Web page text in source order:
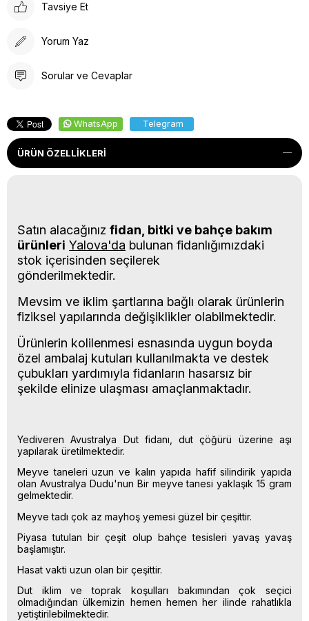
Tavsiye Et
Yorum Yaz
Sorular ve Cevaplar
WhatsApp Telegram
ÜRÜN ÖZELLIKLERI
Satın alacağınız fidan, bitki ve bahçe bakım
ürünleri Yalova'da bulunan fidanlığımızdaki
stok içerisinden seçilerek
gönderilmektedir.
Mevsim ve iklim şartlarına bağlı olarak ürünlerin
fiziksel yapılarında değişiklikler olabilmektedir.
Ürünlerin kolilenmesi esnasında uygun boyda
özel ambalaj kutuları kullanılmakta ve destek
çubukları yardımıyla fidanların hasarsız bir
şekilde elinize ulaşması amaçlanmaktadır.
Yediveren Avustralya Dut fidanı, dut çöğürü üzerine aşı
yapılarak üretilmektedir.
Meyve taneleri uzun ve kalın yapıda hafif silindirik yapıda
olan Avustralya Dudu'nun Bir meyve tanesi yaklaşık 15 gram
gelmektedir.
Meyve tadı çok az mayhoş yemesi güzel bir çeşittir.
Piyasa tutulan bir çeşit olup bahçe tesisleri yavaş yavaş
başlamıştır.
Hasat vakti uzun olan bir çeşittir.
Dut iklim ve toprak koşulları bakımından çok seçici
olmadığından ülkemizin hemen hemen her ilinde rahatlıkla
yetiştirilebilmektedir.